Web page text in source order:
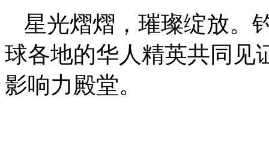
星光熠熠，璀璨绽放。
球各地的华人精英共同见
影响力殿堂。